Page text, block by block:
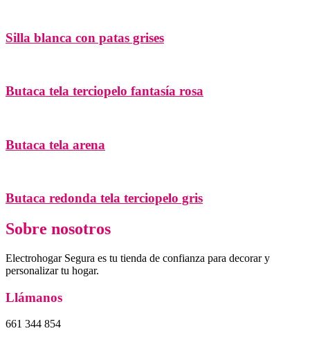
Silla blanca con patas grises
Butaca tela terciopelo fantasía rosa
Butaca tela arena
Butaca redonda tela terciopelo gris
Sobre nosotros
Electrohogar Segura es tu tienda de confianza para decorar y
personalizar tu hogar.
Llámanos
661 344 854